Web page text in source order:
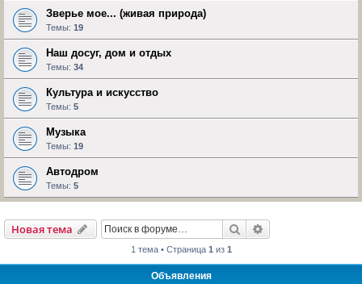
Зверье мое... (живая природа)
Темы: 19
Наш досуг, дом и отдых
Темы: 34
Культура и искусство
Темы: 5
Музыка
Темы: 19
Автодром
Темы: 5
Новая тема Поиск
1 тема • Страница 1 из 1
Объявления